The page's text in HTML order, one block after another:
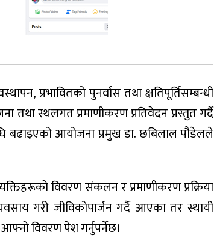
प्रभावितको पुनर्वास तथा क्षतिपूर्तिसम्बन्धी
तथा स्थलगत प्रमाणीकरण प्रतिवेदन प्रस्तुत गर्दै
बढाइएको आयोजना प्रमुख डा. छबिलाल पौडेलले
विवरण संकलन र प्रमाणीकरण प्रक्रिया
गरी जीविकोपार्जन गर्दै आएका तर स्थायी
विवरण पेश गर्नुपर्नेछ।